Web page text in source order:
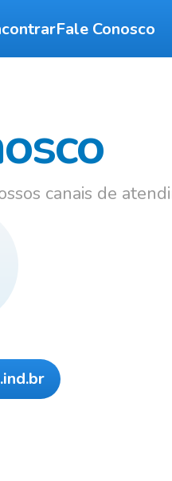
Fale Conosco
canais de